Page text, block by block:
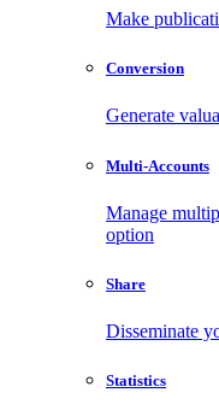
Make
Conversion
Generate
Multi-Accounts
Manage
option
Share
Disseminate
Statistics